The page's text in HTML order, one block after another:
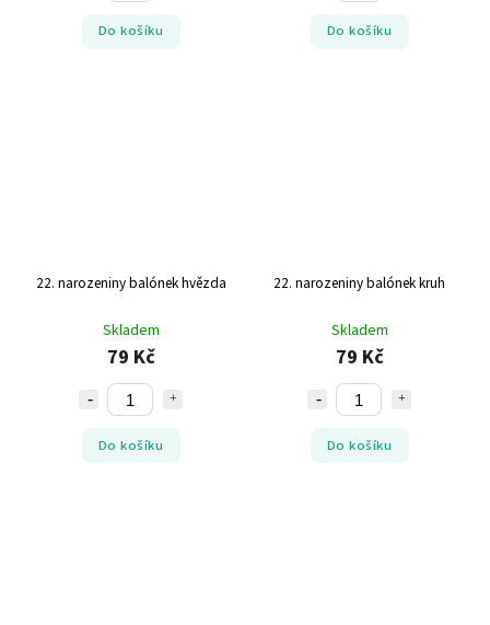
Do košíku Do košíku
22. narozeniny balónek hvězda
Skladem
79 Kč
Do košíku
22. narozeniny balónek kruh
Skladem
79 Kč
Do košíku